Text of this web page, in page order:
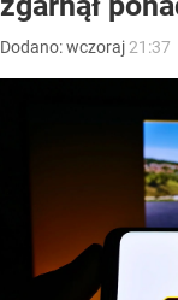
Dodano:wczoraj 21:37